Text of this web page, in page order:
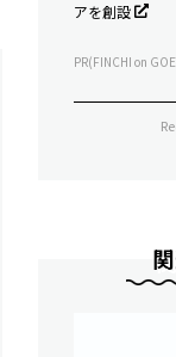
アを創設
PR(FINCHI on